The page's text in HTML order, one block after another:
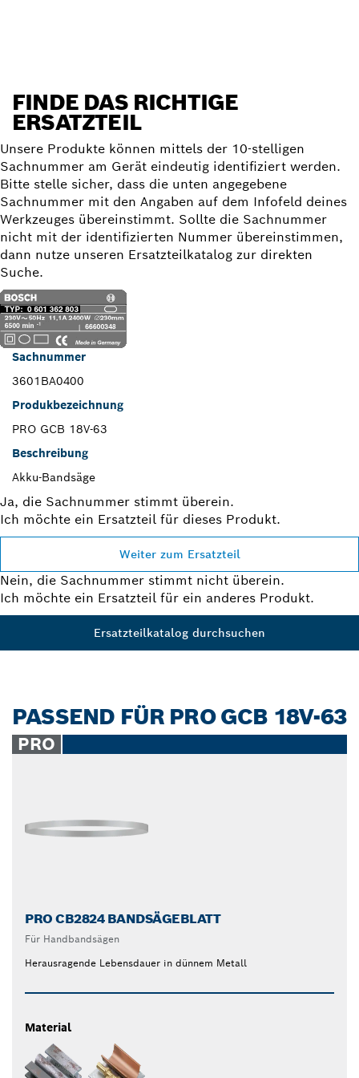
FINDE DAS RICHTIGE
ERSATZTEIL
Unsere Produkte können mittels der 10-stelligen
Sachnummer am Gerät eindeutig identifiziert werden.
Bitte stelle sicher, dass die unten angegebene
Sachnummer mit den Angaben auf dem Infofeld deines
Werkzeuges übereinstimmt. Sollte die Sachnummer
nicht mit der identifizierten Nummer übereinstimmen,
dann nutze unseren Ersatzteilkatalog zur direkten
Suche.
Sachnummer
3601BA0400
Produkbezeichnung
PRO GCB 18V-63
Beschreibung
Akku-Bandsäge
Ja, die Sachnummer stimmt überein.
Ich möchte ein Ersatzteil für dieses Produkt.
Weiter zum Ersatzteil
Nein, die Sachnummer stimmt nicht überein.
Ich möchte ein Ersatzteil für ein anderes Produkt.
Ersatzteilkatalog durchsuchen
PASSEND FÜR PRO GCB 18V-63
PRO
PRO CB2824 BANDSÄGEBLATT
Für Handbandsägen
Herausragende Lebensdauer in dünnem Metall
Material